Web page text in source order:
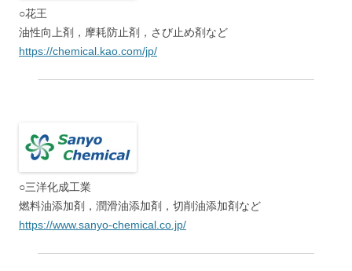
○花王
油性向上剤，摩耗防止剤，さび止め剤など
https://chemical.kao.com/jp/
○三洋化成工業
燃料油添加剤，潤滑油添加剤，切削油添加剤など
https://www.sanyo-chemical.co.jp/